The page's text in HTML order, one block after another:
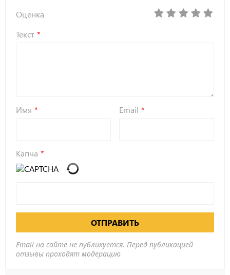
Оценка
Текст
Имя Email
Капча
ОТПРАВИТЬ
Email на сайте не публикуется. Перед публикацией
отзывы проходят модерацию